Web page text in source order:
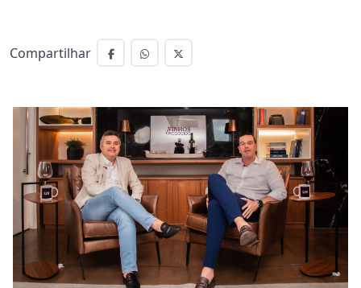
Compartilhar